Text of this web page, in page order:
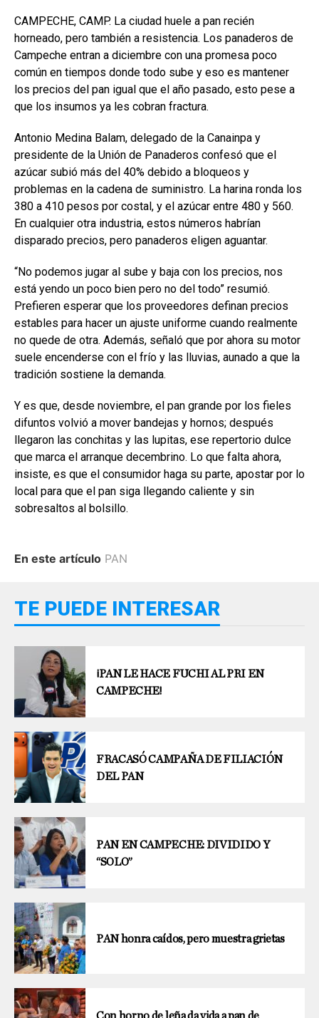
CAMPECHE, CAMP. La ciudad huele a pan recién
horneado, pero también a resistencia. Los panaderos de
Campeche entran a diciembre con una promesa poco
común en tiempos donde todo sube y eso es mantener
los precios del pan igual que el año pasado, esto pese a
que los insumos ya les cobran fractura.
Antonio Medina Balam, delegado de la Canainpa y
presidente de la Unión de Panaderos confesó que el
azúcar subió más del 40% debido a bloqueos y
problemas en la cadena de suministro. La harina ronda los
380 a 410 pesos por costal, y el azúcar entre 480 y 560.
En cualquier otra industria, estos números habrían
disparado precios, pero panaderos eligen aguantar.
“No podemos jugar al sube y baja con los precios, nos
está yendo un poco bien pero no del todo” resumió.
Prefieren esperar que los proveedores definan precios
estables para hacer un ajuste uniforme cuando realmente
no quede de otra. Además, señaló que por ahora su motor
suele encenderse con el frío y las lluvias, aunado a que la
tradición sostiene la demanda.
Y es que, desde noviembre, el pan grande por los fieles
difuntos volvió a mover bandejas y hornos; después
llegaron las conchitas y las lupitas, ese repertorio dulce
que marca el arranque decembrino. Lo que falta ahora,
insiste, es que el consumidor haga su parte, apostar por lo
local para que el pan siga llegando caliente y sin
sobresaltos al bolsillo.
En este artículo PAN
TE PUEDE INTERESAR
¡PAN LE HACE FUCHI AL PRI EN
CAMPECHE!
FRACASÓ CAMPAÑA DE FILIACIÓN
DEL PAN
PAN EN CAMPECHE: DIVIDIDO Y
“SOLO”
PAN honra caídos, pero muestra grietas